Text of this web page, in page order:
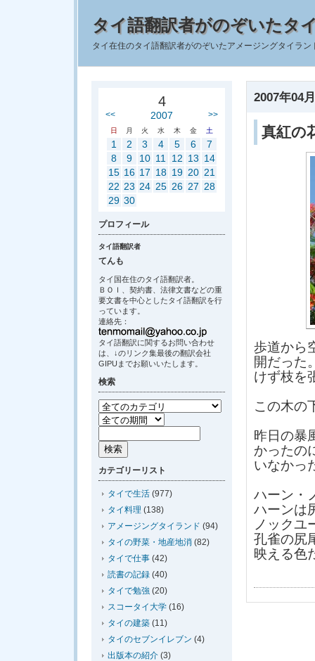
タイ語翻訳者がのぞいたタ
タイ在住のタイ語翻訳者がのぞいたアメージングタイラ
2007年04
真紅の
歩道から
開だった
けず枝を
この木の
昨日の暴
かったの
いなかっ
ハーン・
ハーンは
ノックユ
孔雀の尻
映える色
4
<< 2007 >>
日 月 火 水 木 金 土
1 2 3 4 5 6
7
8
9 10 11 12 13 14
15 16 17 18 19 20 21
22 23 24 25 26 27 28
29 30
プロフィール
タイ語翻訳者
てんも
タイ国在住のタイ語翻訳者。
ＢＯＩ、契約書、法律文書などの重
要文書を中心としたタイ語翻訳を行
っています。
連絡先：
タイ語翻訳に関するお問い合わせ
は、↓のリンク集最後の翻訳会社
GIPUまでお願いいたします。
検索
カテゴリーリスト
タイで生活 (977)
タイ料理 (138)
アメージングタイランド (94)
タイの野菜・地産地消 (82)
タイで仕事 (42)
読書の記録 (40)
タイで勉強 (20)
スコータイ大学 (16)
タイの建築 (11)
タイのセブンイレブン (4)
出版本の紹介 (3)